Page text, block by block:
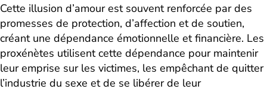
Cette illusion d’amour est souvent renforcée par des
promesses de protection, d’affection et de soutien,
créant une dépendance émotionnelle et financière. Les
proxénètes utilisent cette dépendance pour maintenir
leur emprise sur les victimes, les empêchant de quitter
l’industrie du sexe et de se libérer de leur